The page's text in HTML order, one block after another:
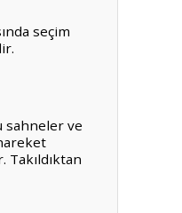
seçim
sahneler ve